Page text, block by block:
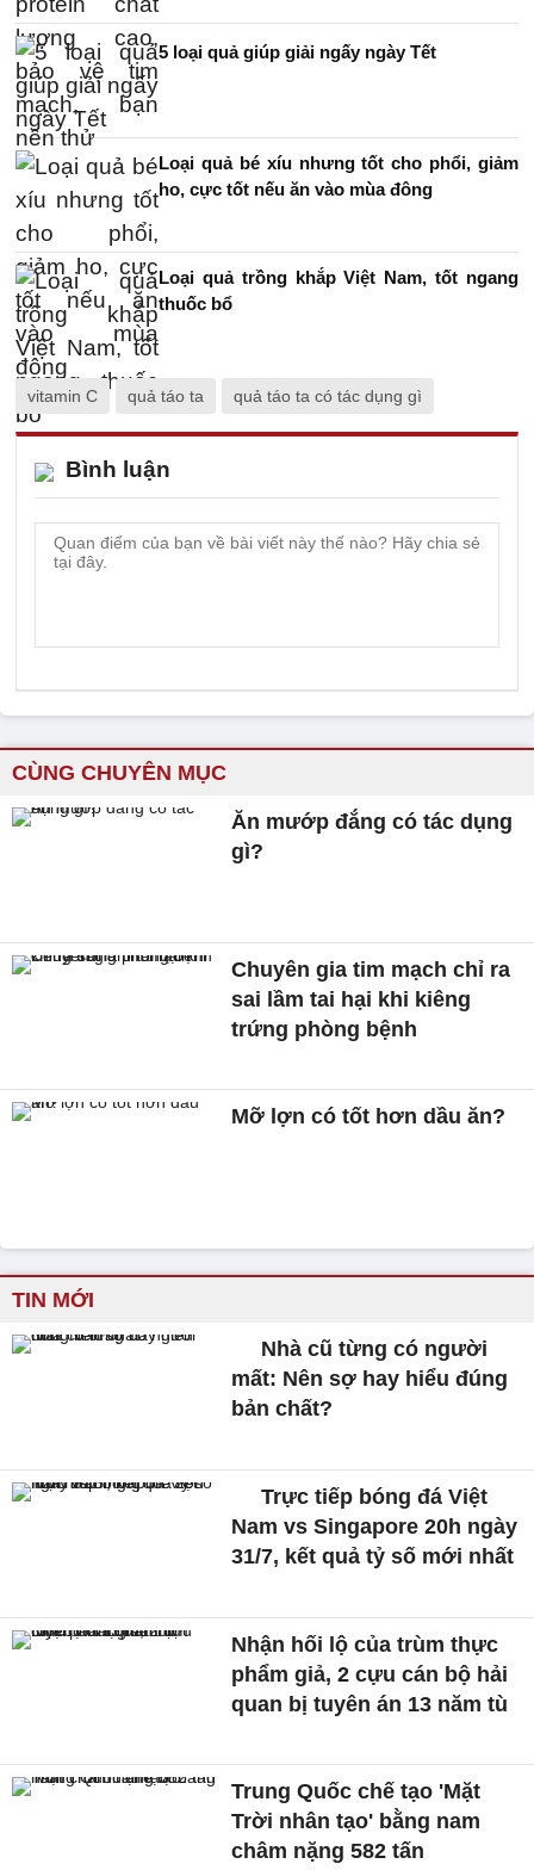
5 loại quả giúp giải ngấy ngày Tết
Loại quả bé xíu nhưng tốt cho phổi, giảm
ho, cực tốt nếu ăn vào mùa đông
Loại quả trồng khắp Việt Nam, tốt ngang
thuốc bổ
vitamin C quả táo ta quả táo ta có tác dụng gì
Bình luận
CÙNG CHUYÊN MỤC
Ăn mướp đắng có tác dụng
gì?
Chuyên gia tim mạch chỉ ra
sai lầm tai hại khi kiêng
trứng phòng bệnh
Mỡ lợn có tốt hơn dầu ăn?
TIN MỚI
Nhà cũ từng có người
mất: Nên sợ hay hiểu đúng
bản chất?
Trực tiếp bóng đá Việt
Nam vs Singapore 20h ngày
31/7, kết quả tỷ số mới nhất
Nhận hối lộ của trùm thực
phẩm giả, 2 cựu cán bộ hải
quan bị tuyên án 13 năm tù
Trung Quốc chế tạo 'Mặt
Trời nhân tạo' bằng nam
châm nặng 582 tấn